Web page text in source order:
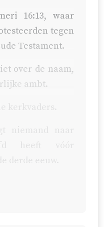
16:13, waar
tegen
Testament.
over de naam,
ambt.